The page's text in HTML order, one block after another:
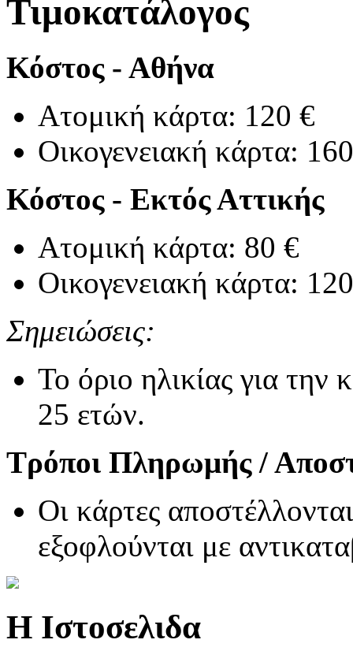
Τιμοκατάλογος
Κόστος - Αθήνα
Ατομική κάρτα: 120 €
Οικογενειακή κάρτα:
Κόστος - Εκτός Αττικής
Ατομική κάρτα: 80 €
Οικογενειακή κάρτα:
Σημειώσεις:
Το όριο ηλικίας για την
25 ετών.
Τρόποι Πληρωμής /
Οι κάρτες
εξοφλούνται με
Η Ιστοσελιδα